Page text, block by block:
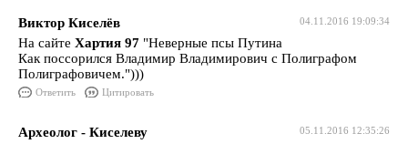
04.11.2016 19:09:34
Виктор Киселёв
На сайте Хартия 97 "Неверные псы Путина
Как поссорился Владимир Владимирович с Полиграфом
Полиграфовичем.")))
Ответить Цитировать
05.11.2016 12:35:26
Археолог - Киселеву